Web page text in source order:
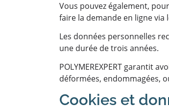
Vous pouvez également,
faire la demande en ligne
Les données personnelles
une durée de trois années.
POLYMEREXPERT garantit
déformées, endommagées,
Cookies et